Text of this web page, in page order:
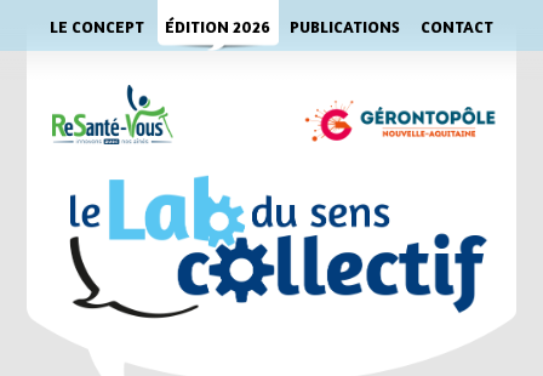
LE CONCEPT ÉDITION 2026 PUBLICATIONS CONTACT